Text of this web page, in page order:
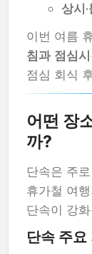
상시
이번 여름
침과 점심
점심 회식
어떤 장
까?
단속은 주
휴가철 여
단속이 강
단속 주요